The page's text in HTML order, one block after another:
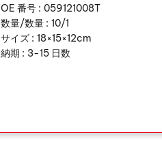
OE 番号 : 059121008T
数量/数量 : 10/1
サイズ : 18×15×12cm
納期 : 3-15 日数